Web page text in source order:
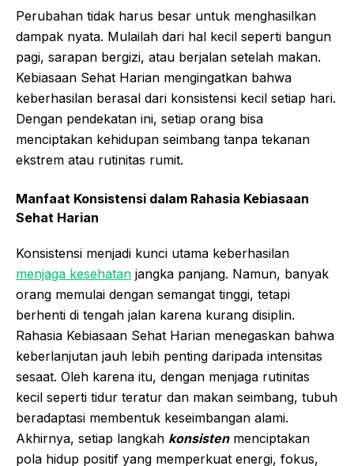
Perubahan tidak harus besar untuk menghasilkan
dampak nyata. Mulailah dari hal kecil seperti bangun
pagi, sarapan bergizi, atau berjalan setelah makan.
Kebiasaan Sehat Harian mengingatkan bahwa
keberhasilan berasal dari konsistensi kecil setiap hari.
Dengan pendekatan ini, setiap orang bisa
menciptakan kehidupan seimbang tanpa tekanan
ekstrem atau rutinitas rumit.
Manfaat Konsistensi dalam Rahasia Kebiasaan
Sehat Harian
Konsistensi menjadi kunci utama keberhasilan
menjaga kesehatan jangka panjang. Namun, banyak
orang memulai dengan semangat tinggi, tetapi
berhenti di tengah jalan karena kurang disiplin.
Rahasia Kebiasaan Sehat Harian menegaskan bahwa
keberlanjutan jauh lebih penting daripada intensitas
sesaat. Oleh karena itu, dengan menjaga rutinitas
kecil seperti tidur teratur dan makan seimbang, tubuh
beradaptasi membentuk keseimbangan alami.
Akhirnya, setiap langkah konsistenmenciptakan
pola hidup positif yang memperkuat energi, fokus,